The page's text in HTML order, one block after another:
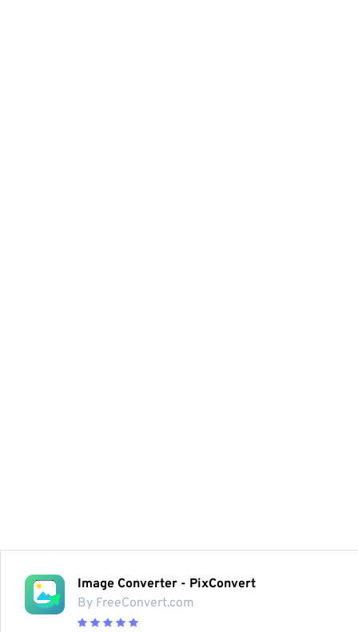
Image Converter - PixConvert
By FreeConvert.com